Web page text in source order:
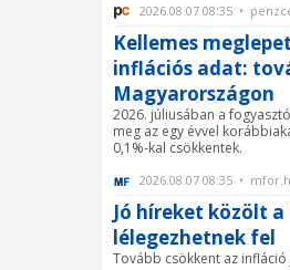
2026.08.07 08:35 •
Kellemes
inflációs adat:
Magyarországon
2026. júliusában a
meg az egy évvel
0,1%-kal csökkentek.
2026.08.07 08:35 •
Jó híreket közölt
lélegezhetnek fel
Tovább csökkent az infláció